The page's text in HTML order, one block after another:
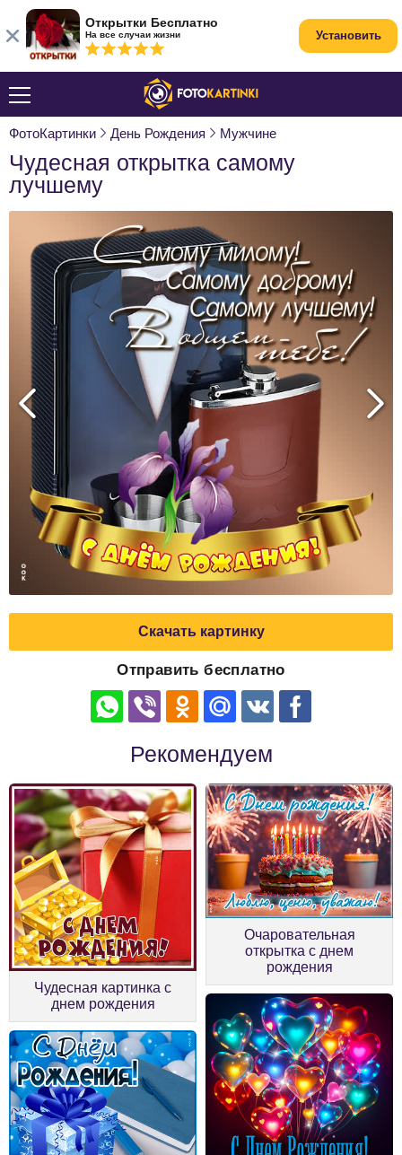
ФотоКартинки День Рождения Мужчине
Чудесная открытка самому
лучшему
Скачать картинку
Отправить бесплатно
Рекомендуем
Чудесная картинка с
днем рождения
Очаровательная
открытка с днем
рождения
Открытки Бесплатно
На все случаи жизни Установить